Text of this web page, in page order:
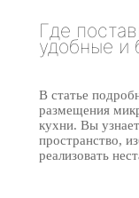
Где
удобные и
В статье
размещения
кухни. Вы
пространство,
реализовать